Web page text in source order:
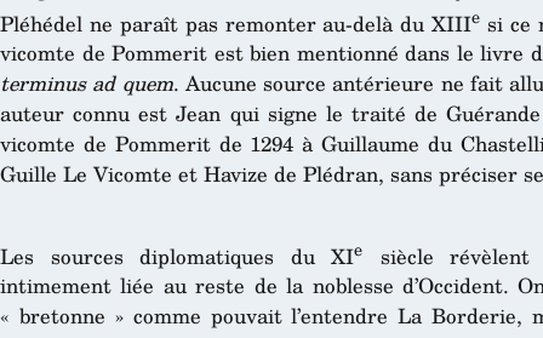
Pléhédel ne paraît pas remonter au-delà du XIIIe si ce
vicomte de Pommerit est bien mentionné dans le livre
terminus ad quem. Aucune source antérieure ne fait
auteur connu est Jean qui signe le traité de
vicomte de Pommerit de 1294 à Guillaume du
Guille Le Vicomte et Havize de Plédran, sans préciser
Les sources diplomatiques du XIe
siècle
intimement liée au reste de la noblesse d’Occident.
« bretonne » comme pouvait l’entendre La Borderie,